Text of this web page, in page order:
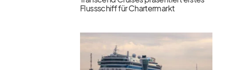
Flussschiff für Chartermarkt